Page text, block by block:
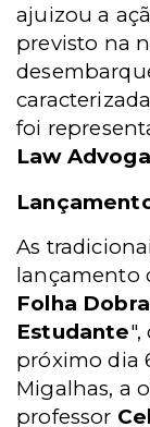
ajuizou a
previsto na
foi
Law
As
lançamento
Folha
Estudante",
próximo dia
Migalhas, a
professor